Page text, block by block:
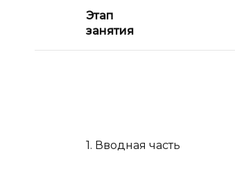
Этап
занятия
1. Вводная часть